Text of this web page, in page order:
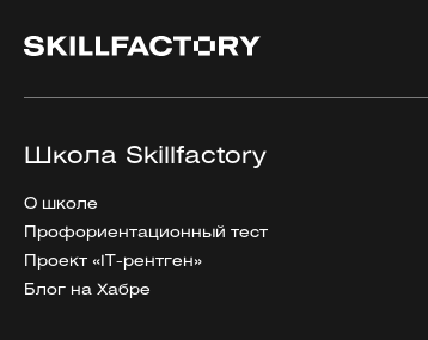
Школа Skillfactory
О школе
Профориентационный тест
Проект «IT-рентген»
Блог на Хабре